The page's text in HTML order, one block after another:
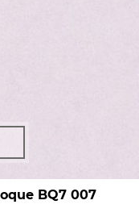
BQ7 007